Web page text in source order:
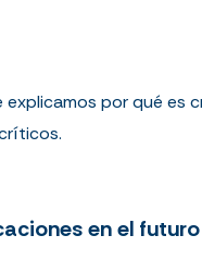
por qué es
en el futuro